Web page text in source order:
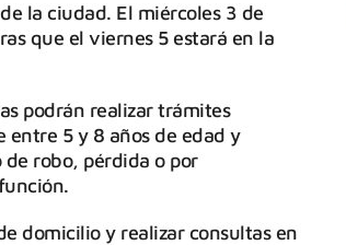
la ciudad. El miércoles 3 de
que el viernes 5 estará en la
podrán realizar trámites
entre 5 y 8 años de edad y
de robo, pérdida o por
domicilio y realizar consultas en